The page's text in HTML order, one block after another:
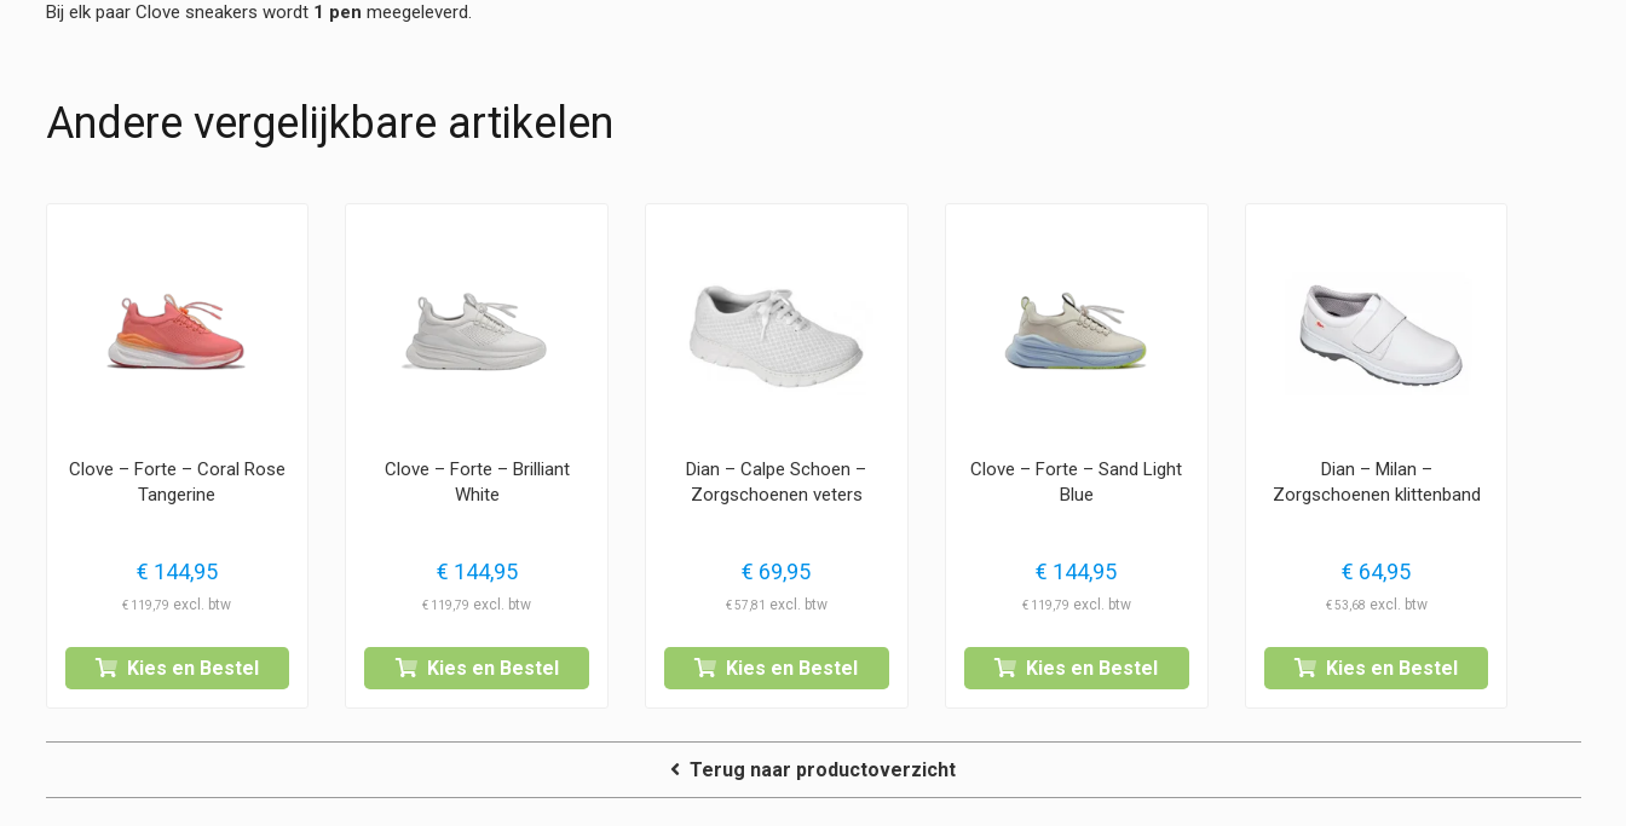
Bij elk paar Clove sneakers wordt 1 pen meegeleverd.
Andere vergelijkbare artikelen
Clove – Forte – Coral Rose
Tangerine
€ 144,95
€ 119,79
Kies en Bestel
Clove – Forte – Brilliant
White
€ 144,95
€ 119,79
Kies en Bestel
Dian – Calpe Schoen –
Zorgschoenen veters
€ 69,95
€57,81
Kies en Bestel
Clove – Forte – Sand Light
Blue
€ 144,95
€119,79
Kies en Bestel
Dian – Milan –
Zorgschoenen klittenband
€ 64,95
€53,68
Kies en Bestel
Terug naar productoverzicht